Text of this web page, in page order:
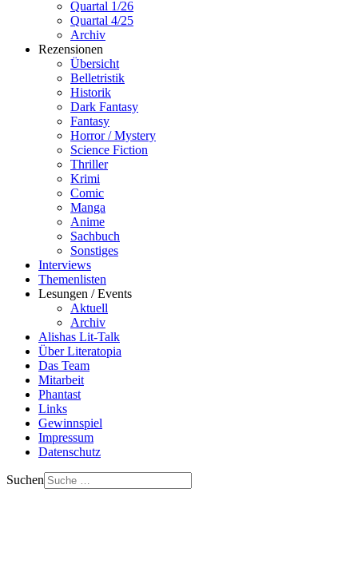
Quartal 1/26
Quartal 4/25
Archiv
Rezensionen
Übersicht
Belletristik
Historik
Dark Fantasy
Fantasy
Horror / Mystery
Science Fiction
Thriller
Krimi
Comic
Manga
Anime
Sachbuch
Sonstiges
Interviews
Themenlisten
Lesungen / Events
Aktuell
Archiv
Alishas Lit-Talk
Über Literatopia
Das Team
Mitarbeit
Phantast
Links
Gewinnspiel
Impressum
Datenschutz
Suchen